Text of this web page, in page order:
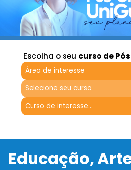
Escolha o seu curso de
Área de interesse
Selecione seu curso
Educação,